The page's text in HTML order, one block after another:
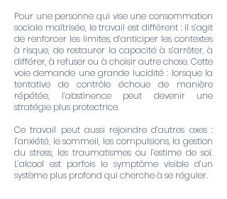
Pour une personne qui vise une consommation
sociale maîtrisée, le travail est différent : il s’agit
de renforcer les limites, d’anticiper les contextes
à risque, de restaurer la capacité à s’arrêter, à
différer, à refuser ou à choisir autre chose. Cette
voie demande une grande lucidité : lorsque la
tentative de contrôle échoue de manière
répétée, l’abstinence peut devenir une
stratégie plus protectrice.
Ce travail peut aussi rejoindre d’autres axes :
l’anxiété, le sommeil, les compulsions, la gestion
du stress, les traumatismes ou l’estime de soi.
L’alcool est parfois le symptôme visible d’un
système plus profond qui cherche à se réguler.